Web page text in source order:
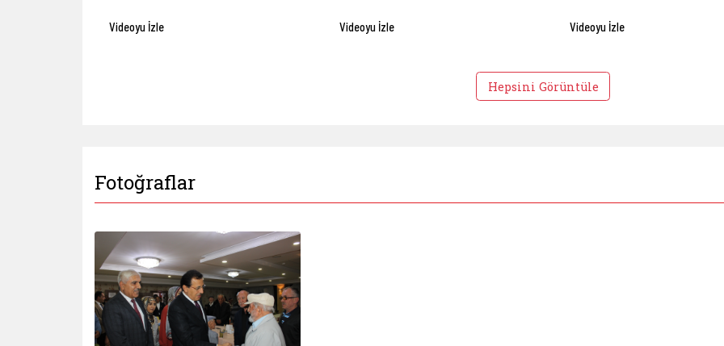
Videoyu İzle Videoyu İzle Videoyu İzle
Hepsini Görüntüle
Fotoğraflar
1 Ekim Dünya Yaşlılar Günü nedeniyle Valimiz Sayın